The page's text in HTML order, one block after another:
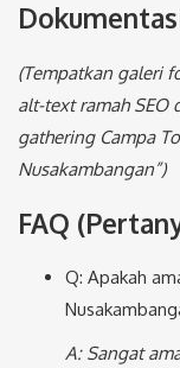
(Tempatkan galeri
alt-text ramah SEO
gathering Campa
Nusakambangan”)
FAQ
Q: Apakah
A: Sangat